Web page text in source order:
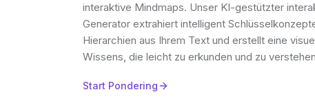
interaktive Mindmaps. Unser KI-gestützter
Generator extrahiert intelligent
Hierarchien aus Ihrem Text und erstellt eine
Wissens, die leicht zu erkunden und zu
Start Pondering